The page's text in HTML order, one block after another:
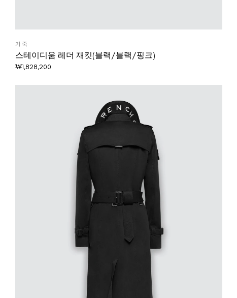
가죽
스테이디움 레더 재킷(블랙/블랙/핑크)
₩1,828,200